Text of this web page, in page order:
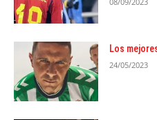
Los
24/05/2023